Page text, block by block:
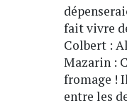
fait vivre
Colbert :
Mazarin :
fromage !
entre les